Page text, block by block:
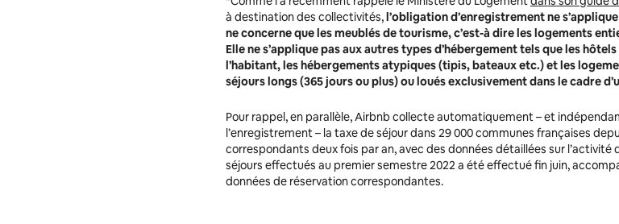
à destination des collectivités,l’obligation d’enregistrement ne
ne concerne que les meublés de tourisme, c’est-à dire les logements
Elle ne s’applique pas aux autres types d’hébergement tels que les
l’habitant, les hébergements atypiques (tipis, bateaux etc.) et les
séjours longs (365 jours ou plus) ou loués exclusivement dans le cadre
Pour rappel, en parallèle, Airbnb collecte automatiquement – et
l’enregistrement – la taxe de séjour dans 29 000 communes françaises
correspondants deux fois par an, avec des données détaillées sur
séjours effectués au premier semestre 2022 a été effectué fin juin,
données de réservation correspondantes.